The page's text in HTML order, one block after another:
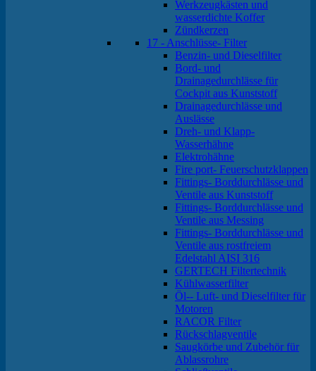
Werkzeugkästen und
wasserdichte Koffer
Zündkerzen
17 - Anschlüsse- Filter
Benzin- und Dieselfilter
Bord- und
Drainagedurchlässe für
Cockpit aus Kunststoff
Drainagedurchlässe und
Auslässe
Dreh- und Klapp-
Wasserhähne
Elektrohähne
Fire port- Feuerschutzklappen
Fittings- Borddurchlässe und
Ventile aus Kunststoff
Fittings- Borddurchlässe und
Ventile aus Messing
Fittings- Borddurchlässe und
Ventile aus rostfreiem
Edelstahl AISI 316
GERTECH Filtertechnik
Kühlwasserfilter
Öl-- Luft- und Dieselfilter für
Motoren
RACOR Filter
Rückschlagventile
Saugkörbe und Zubehör für
Ablassrohre